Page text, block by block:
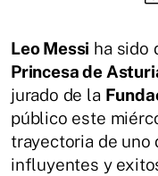
Leo Messi ha sido
Princesa de
jurado de la
público este
trayectoria de uno
influyentes y